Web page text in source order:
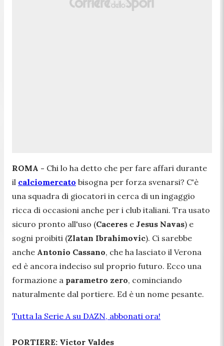
ROMA - Chi lo ha detto che per fare affari durante
il calciomercato bisogna per forza svenarsi? C'è
una squadra di giocatori in cerca di un ingaggio
ricca di occasioni anche per i club italiani. Tra usato
sicuro pronto all'uso (Caceres e Jesus Navas) e
sogni proibiti (Zlatan Ibrahimovic). Ci sarebbe
anche Antonio Cassano, che ha lasciato il Verona
ed è ancora indeciso sul proprio futuro. Ecco una
formazione a parametro zero, cominciando
naturalmente dal portiere. Ed è un nome pesante.
Tutta la Serie A su DAZN, abbonati ora!
PORTIERE: Victor Valdes